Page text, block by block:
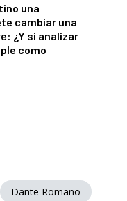
una
cambiar una
¿Y si analizar
como
Dante Romano